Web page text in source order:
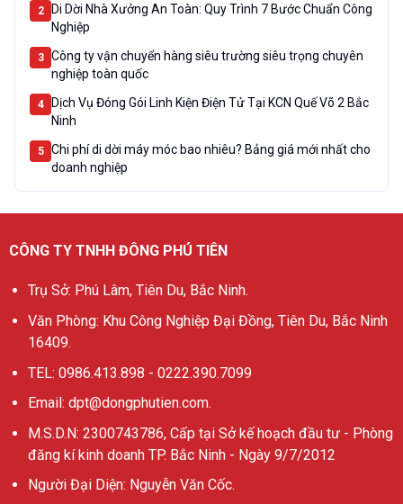
2
Di Dời Nhà Xưởng An Toàn: Quy Trình 7 Bước Chuẩn Công
Nghiệp
3
Công ty vận chuyển hàng siêu trường siêu trọng chuyên
nghiệp toàn quốc
4
Dịch Vụ Đóng Gói Linh Kiện Điện Tử Tại KCN Quế Võ 2 Bắc
Ninh
5
Chi phí di dời máy móc bao nhiêu? Bảng giá mới nhất cho
doanh nghiệp
CÔNG TY TNHH ĐÔNG PHÚ TIÊN
Trụ Sở: Phú Lâm, Tiên Du, Bắc Ninh.
Văn Phòng: Khu Công Nghiệp Đại Đồng, Tiên Du, Bắc Ninh
16409.
TEL: 0986.413.898 - 0222.390.7099
Email: dpt@dongphutien.com.
M.S.D.N: 2300743786, Cấp tại Sở kế hoạch đầu tư - Phòng
đăng kí kinh doanh TP. Bắc Ninh - Ngày 9/7/2012
Người Đại Diện: Nguyễn Văn Cốc.